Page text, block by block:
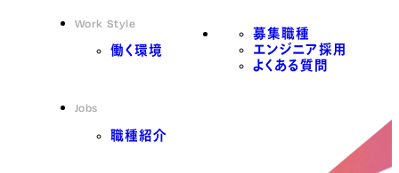
Work Style
働く環境
Jobs
職種紹介
募集職種
エンジニア採用
よくある質問